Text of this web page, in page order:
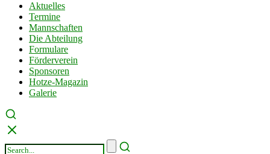
Aktuelles
Termine
Mannschaften
Die Abteilung
Formulare
Förderverein
Sponsoren
Hotze-Magazin
Galerie